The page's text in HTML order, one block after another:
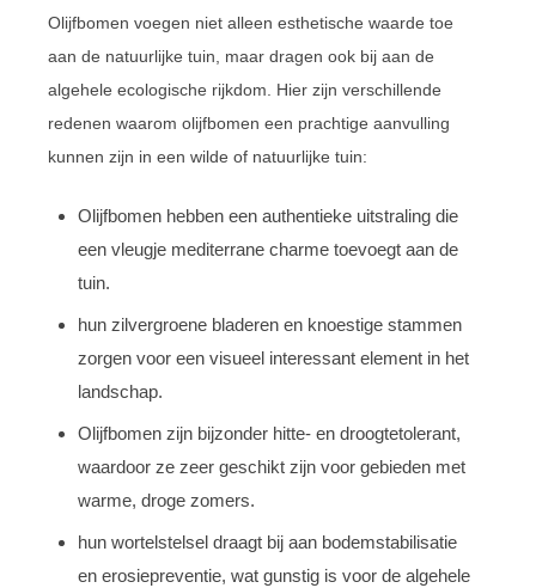
Olijfbomen voegen niet alleen esthetische waarde toe
aan de natuurlijke tuin, maar dragen ook bij aan de
algehele ecologische rijkdom. Hier zijn verschillende
redenen waarom olijfbomen een prachtige aanvulling
kunnen zijn in een wilde of natuurlijke tuin:
Olijfbomen hebben een authentieke uitstraling die
een vleugje mediterrane charme toevoegt aan de
tuin.
hun zilvergroene bladeren en knoestige stammen
zorgen voor een visueel interessant element in het
landschap.
Olijfbomen zijn bijzonder hitte- en droogtetolerant,
waardoor ze zeer geschikt zijn voor gebieden met
warme, droge zomers.
hun wortelstelsel draagt bij aan bodemstabilisatie
en erosiepreventie, wat gunstig is voor de algehele